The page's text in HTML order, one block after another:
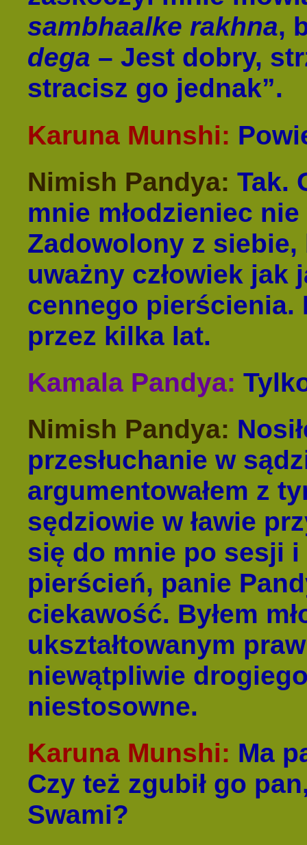
sambhaalke rakhna,
dega – Jest dobry,
stracisz go jednak”.
Karuna Munshi:
Nimish Pandya: Tak.
mnie młodzieniec
Zadowolony z siebie,
uważny człowiek
cennego pierścienia.
przez kilka lat.
Kamala Pandya:
Nimish Pandya:
przesłuchanie w
argumentowałem z
sędziowie w ławie
się do mnie po sesji
pierścień, panie
ciekawość. Byłem
ukształtowanym
niewątpliwie
niestosowne.
Karuna Munshi: Ma
Czy też zgubił go
Swami?